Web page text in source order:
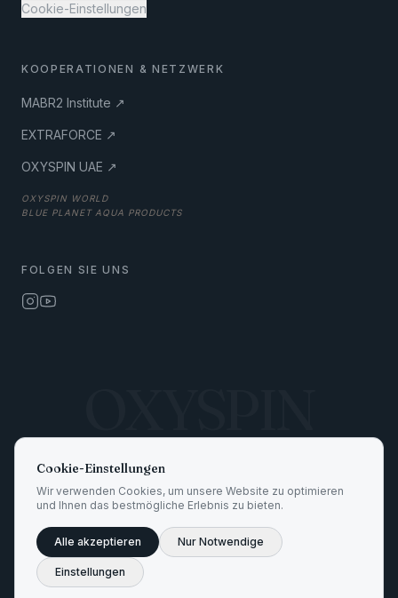
Cookie-Einstellungen
KOOPERATIONEN & NETZWERK
MABR2 Institute ↗
EXTRAFORCE ↗
OXYSPIN UAE ↗
OXYSPIN WORLD
BLUE PLANET AQUA PRODUCTS
FOLGEN SIE UNS
TrinkwV 2023EU 2020/2184EG 1935/2004 KTW-BWGL
©2026OXYSPIN GmbH ·Alle Rechte vorbehalten
Cookie-Einstellungen
Wir verwenden Cookies, um unsere Website zu optimieren
und Ihnen das bestmögliche Erlebnis zu bieten.
Alle akzeptieren Nur Notwendige
Einstellungen